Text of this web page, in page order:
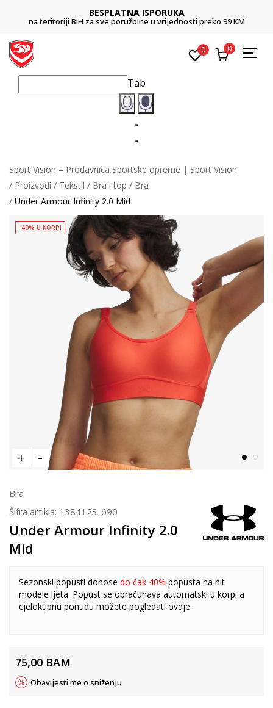
BESPLATNA ISPORUKA
na teritoriji BIH za sve poružbine u vrijednosti preko 99 KM
0 0
Tab
Sport Vision – Prodavnica Sportske opreme | Sport Vision
Proizvodi
Tekstil Bra i top
Bra
Under Armour Infinity 2.0 Mid
-40% U KORPI
Bra
Šifra artikla: 1384123-690
Under Armour Infinity 2.0
Mid
Sezonski popusti donose do čak 40% popusta na hit
modele ljeta. Popust se obračunava automatski u korpi a
cjelokupnu ponudu možete pogledati ovdje.
75,00 BAM
Obavijesti me o sniženju